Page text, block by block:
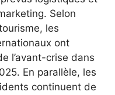
Selon
les
ont
l’avant-crise dans
En parallèle, les
continuent de